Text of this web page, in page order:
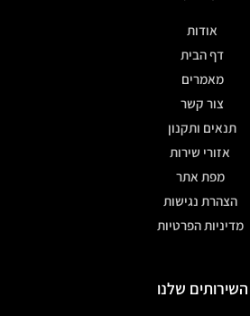
תפריט
מפת אתר